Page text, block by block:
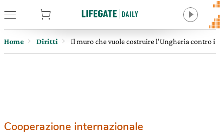
Home Diritti Il muro che vuole costruire l’Ungheria contro i
Cooperazione internazionale